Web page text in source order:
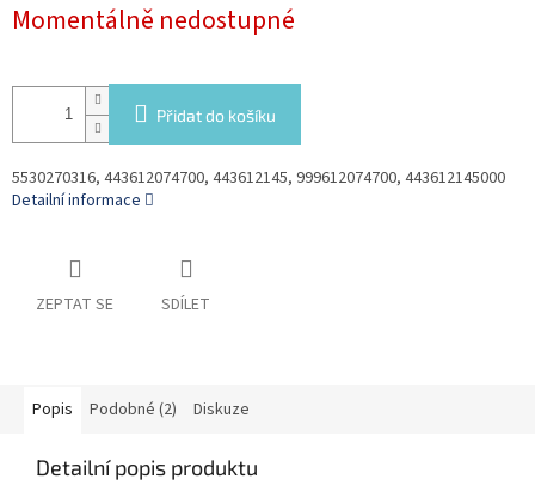
cena:
Momentálně nedostupné
Přidat do košíku
5530270316, 443612074700, 443612145, 999612074700, 443612145000
Detailní informace
ZEPTAT SE SDÍLET
Popis Podobné (2) Diskuze
Detailní popis produktu